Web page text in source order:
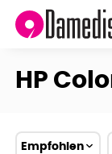
HP
Empfohlen